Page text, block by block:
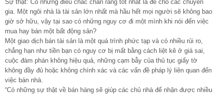
Sự thật: Có những điều chắc chắn rằng tốt nhất là để cho các chuyên
gia. Một ngôi nhà là tài sản lớn nhất mà hầu hết mọi người sẽ không bao
giờ sở hữu, vậy tại sao có những nguy cơ đi một mình khi nói đến việc
mua hay bán một bất động sản?
Một giao dịch bán tài sản là một quá trình phức tạp và có nhiều rủi ro,
chẳng hạn như tiền bạn có nguy cơ bị mất bằng cách liệt kê ở giá sai,
cuộc đàm phán không hiệu quả, những cạm bẫy của thủ tục giấy tờ
không đầy đủ hoặc không chính xác và các vấn đề pháp lý liên quan đến
việc bán nhà.
“Có những sự thật về bán hàng sẽ giúp các chủ nhà để nhận được nhiều